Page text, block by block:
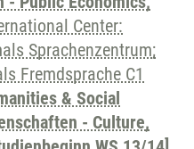
Center:
Sprachenzentrum;
Fremdsprache C1
& Social
- Culture,